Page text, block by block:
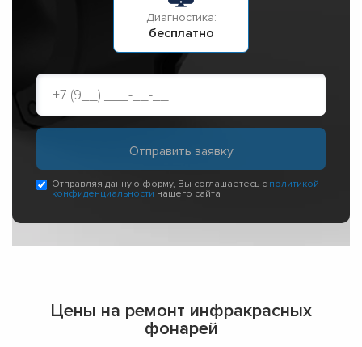
Диагностика:
бесплатно
Отправляя данную форму, Вы соглашаетесь с политикой
конфиденциальности нашего сайта
Цены на ремонт инфракрасных
фонарей